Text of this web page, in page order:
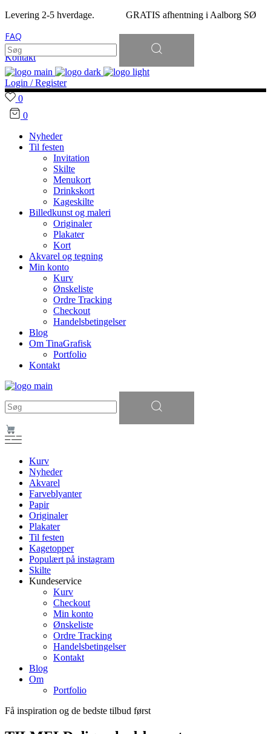
Levering 2-5 hverdage. GRATIS afhentning i Aalborg SØ
FAQ
Kontakt
Søg
efter:
Login / Register
0
0
Nyheder
Til festen
Invitation
Skilte
Menukort
Drinkskort
Kageskilte
Billedkunst og maleri
Originaler
Plakater
Kort
Akvarel og tegning
Min konto
Kurv
Ønskeliste
Ordre Tracking
Checkout
Handelsbetingelser
Blog
Om TinaGrafisk
Portfolio
Kontakt
efter:
Kurv
Nyheder
Akvarel
Farveblyanter
Papir
Originaler
Plakater
Til festen
Kagetopper
Populært på instagram
Skilte
Kundeservice
Kurv
Checkout
Min konto
Ønskeliste
Ordre Tracking
Handelsbetingelser
Kontakt
Blog
Om
Portfolio
Få inspiration og de bedste tilbud først